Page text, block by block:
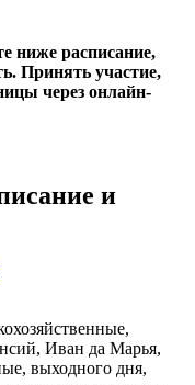
ниже расписание,
Принять участие,
через онлайн-
и
Иван да Марья,
выходного дня,